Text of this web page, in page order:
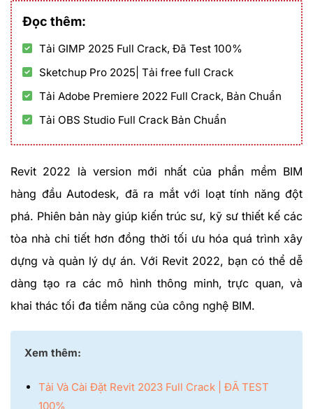
Đọc thêm:
Tải GIMP 2025 Full Crack, Đã Test 100%
Sketchup Pro 2025| Tải free full Crack
Tải Adobe Premiere 2022 Full Crack, Bản Chuẩn
Tải OBS Studio Full Crack Bản Chuẩn
Revit 2022 là version mới nhất của phần mềm BIM
hàng đầu Autodesk, đã ra mắt với loạt tính năng đột
phá. Phiên bản này giúp kiến trúc sư, kỹ sư thiết kế các
tòa nhà chi tiết hơn đồng thời tối ưu hóa quá trình xây
dựng và quản lý dự án. Với Revit 2022, bạn có thể dễ
dàng tạo ra các mô hình thông minh, trực quan, và
khai thác tối đa tiềm năng của công nghệ BIM.
Xem thêm:
Tải Và Cài Đặt Revit 2023 Full Crack | ĐÃ TEST
100%